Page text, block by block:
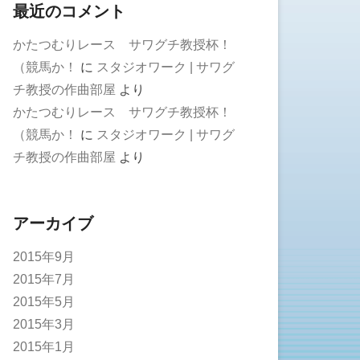
最近のコメント
かたつむりレース サワグチ教授杯！
（競馬か！
に スタジオワーク | サワグ
チ教授の作曲部屋 より
かたつむりレース サワグチ教授杯！
（競馬か！
に スタジオワーク | サワグ
チ教授の作曲部屋 より
アーカイブ
2015年9月
2015年7月
2015年5月
2015年3月
2015年1月